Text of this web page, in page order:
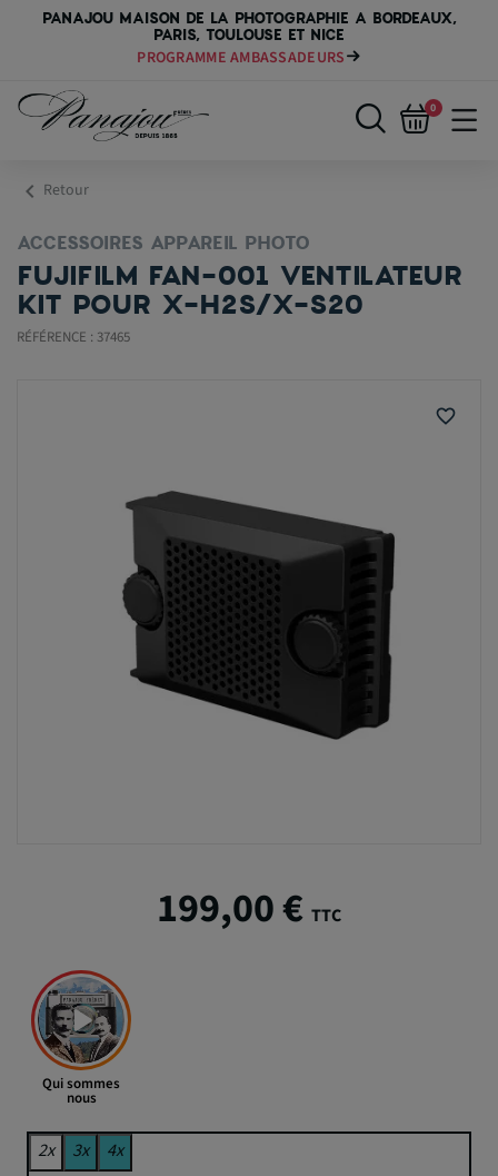
PANAJOU MAISON DE LA PHOTOGRAPHIE A BORDEAUX,
PARIS, TOULOUSE ET NICE
PROGRAMME AMBASSADEURS
0
chevron_left Retour
ACCESSOIRES APPAREIL PHOTO
FUJIFILM FAN-001 VENTILATEUR
KIT POUR X-H2S/X-S20
RÉFÉRENCE : 37465
favorite_border
199,00 € TTC
Qui sommes
nous
2x 3x 4x